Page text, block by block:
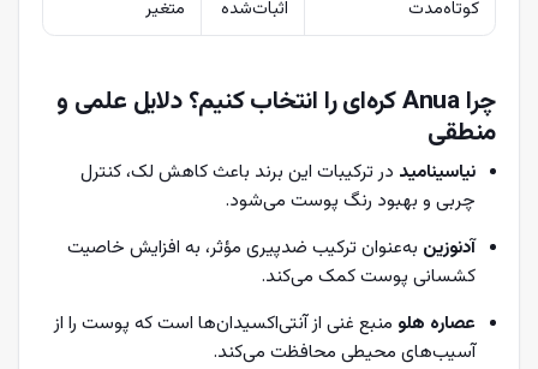
کوتاه‌مدت
اثبات‌شده
متغیر
چرا Anua کره‌ای را انتخاب کنیم؟ دلایل علمی و
منطقی
نیاسینامید در ترکیبات این برند باعث کاهش لک، کنترل
چربی و بهبود رنگ پوست می‌شود.
آدنوزین به‌عنوان ترکیب ضدپیری مؤثر، به افزایش خاصیت
کشسانی پوست کمک می‌کند.
عصاره هلو منبع غنی از آنتی‌اکسیدان‌ها است که پوست را از
آسیب‌های محیطی محافظت می‌کند.